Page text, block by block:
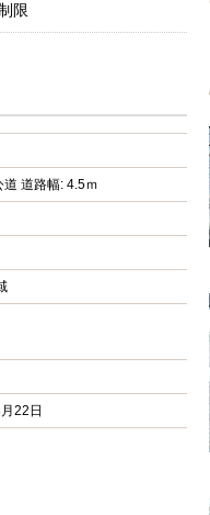
限
道 道路幅: 4.5ｍ
22日